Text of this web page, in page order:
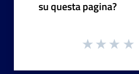
su questa pagina?